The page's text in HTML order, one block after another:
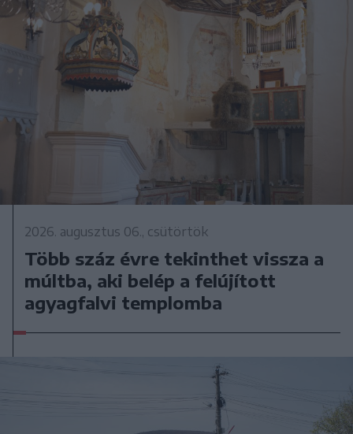
2026. augusztus 06., csütörtök
Több száz évre tekinthet vissza a
múltba, aki belép a felújított
agyagfalvi templomba